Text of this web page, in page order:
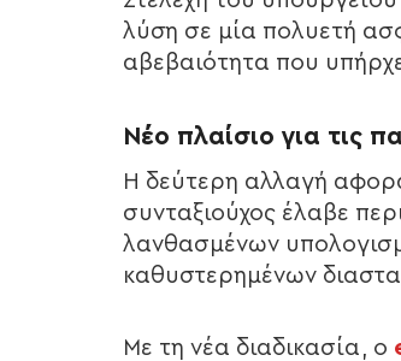
λύση σε μία πολυετή
αβεβαιότητα που υπήρχε
Νέο πλαίσιο για τις
Η δεύτερη αλλαγή
συνταξιούχος έλαβε
λανθασμένων
καθυστερημένων
Με τη νέα διαδικασία, ο